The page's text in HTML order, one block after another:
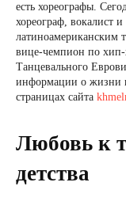
есть хореографы.
хореограф, вокалист
латиноамериканским
вице-чемпион по
Танцевального
информации о жизни
страницах сайта
Любовь к
детства